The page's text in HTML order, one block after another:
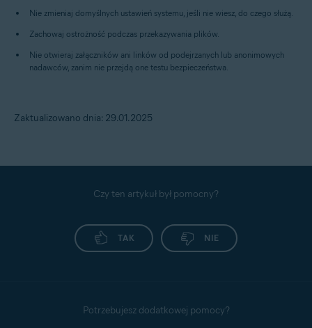
Nie zmieniaj domyślnych ustawień systemu, jeśli nie wiesz, do czego służą.
Zachowaj ostrożność podczas przekazywania plików.
Nie otwieraj załączników ani linków od podejrzanych lub anonimowych
nadawców, zanim nie przejdą one testu bezpieczeństwa.
Zaktualizowano dnia: 29.01.2025
Czy ten artykuł był pomocny?
TAK NIE
Potrzebujesz dodatkowej pomocy?